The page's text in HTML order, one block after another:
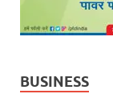
BUSINESS